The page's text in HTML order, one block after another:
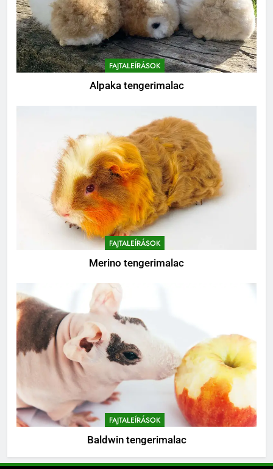
Mi kell egy tengerimalacnak?
BLOG
FAJTALEÍRÁSOK
Alpaka tengerimalac
FAJTALEÍRÁSOK
Merino tengerimalac
FAJTALEÍRÁSOK
Baldwin tengerimalac